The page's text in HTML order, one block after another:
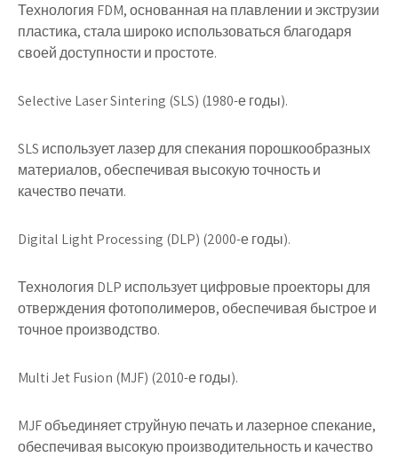
Технология FDM, основанная на плавлении и экструзии
пластика, стала широко использоваться благодаря
своей доступности и простоте.
Selective Laser Sintering (SLS) (1980-е годы).
SLS использует лазер для спекания порошкообразных
материалов, обеспечивая высокую точность и
качество печати.
Digital Light Processing (DLP) (2000-е годы).
Технология DLP использует цифровые проекторы для
отверждения фотополимеров, обеспечивая быстрое и
точное производство.
Multi Jet Fusion (MJF) (2010-е годы).
MJF объединяет струйную печать и лазерное спекание,
обеспечивая высокую производительность и качество